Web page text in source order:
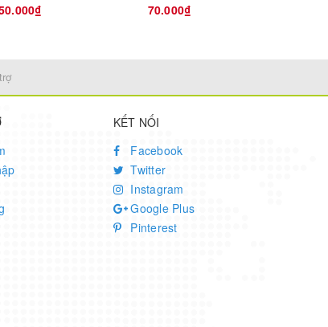
70.000₫
KẾT NỐI
Facebook
Twitter
Instagram
Google Plus
Pinterest